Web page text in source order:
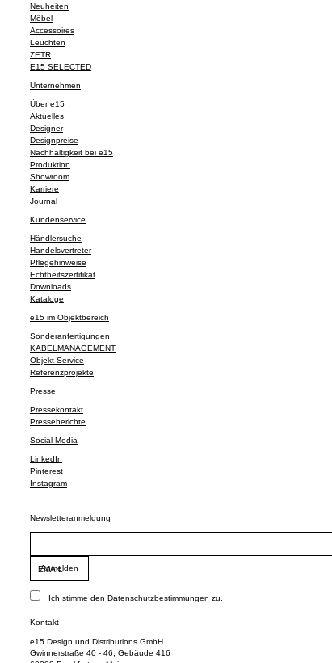
Neuheiten
Möbel
Accessoires
Leuchten
ZETR
E15 SELECTED
Unternehmen
Über e15
Aktuelles
Designer
Designpreise
Nachhaltigkeit bei e15
Produktion
Showroom
Karriere
Journal
Kundenservice
Händlersuche
Handelsvertreter
Pflegehinweise
Echtheitszertifikat
Downloads
Kataloge
e15 im Objektbereich
Sonderanfertigungen
KABELMANAGEMENT
Objekt Service
Referenzprojekte
Presse
Pressekontakt
Presseberichte
Social Media
LinkedIn
Pinterest
Instagram
Newsletteranmeldung
EMAIL
Ich stimme den Datenschutzbestimmungen zu.
Kontakt
e15 Design und Distributions GmbH
Gwinnerstraße 40 - 46, Gebäude 416